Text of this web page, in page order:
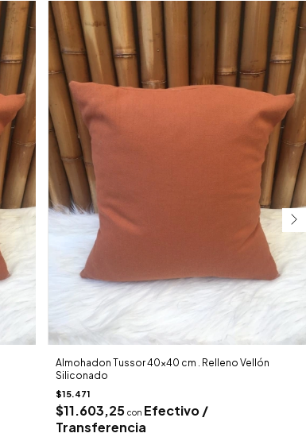
Almohadon Tussor 40x40 cm . Relleno Vellón
Siliconado
$15.471
$11.603,25con Efectivo /
Transferencia